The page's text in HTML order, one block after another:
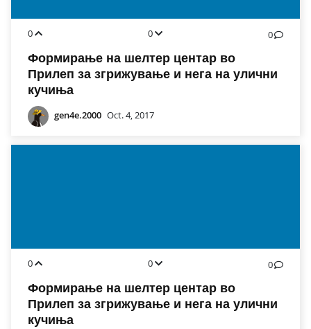
0 0 0
Формирање на шелтер центар во
Прилеп за згрижување и нега на улични
кучиња
gen4e.2000 Oct. 4, 2017
0 0 0
Формирање на шелтер центар во
Прилеп за згрижување и нега на улични
кучиња